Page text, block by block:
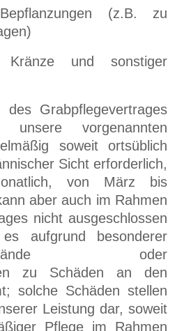
(z.B. zu
und sonstiger
Grabpflegevertrages
unsere vorgenannten
soweit ortsüblich
Sicht erforderlich,
von März bis
aber auch im Rahmen
nicht ausgeschlossen
aufgrund besonderer
oder
zu Schäden an den
solche Schäden stellen
Leistung dar, soweit
Pflege im Rahmen